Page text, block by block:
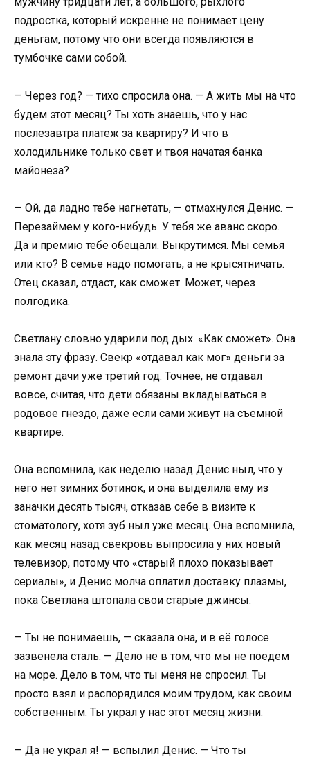
подростка, который искренне не понимает цену
деньгам, потому что они всегда появляются в
тумбочке сами собой.
— Через год? — тихо спросила она. — А жить мы на что
будем этот месяц? Ты хоть знаешь, что у нас
послезавтра платеж за квартиру? И что в
холодильнике только свет и твоя начатая банка
майонеза?
— Ой, да ладно тебе нагнетать, — отмахнулся Денис. —
Перезаймем у кого-нибудь. У тебя же аванс скоро.
Да и премию тебе обещали. Выкрутимся. Мы семья
или кто? В семье надо помогать, а не крысятничать.
Отец сказал, отдаст, как сможет. Может, через
полгодика.
Светлану словно ударили под дых. «Как сможет». Она
знала эту фразу. Свекр «отдавал как мог» деньги за
ремонт дачи уже третий год. Точнее, не отдавал
вовсе, считая, что дети обязаны вкладываться в
родовое гнездо, даже если сами живут на съемной
квартире.
Она вспомнила, как неделю назад Денис ныл, что у
него нет зимних ботинок, и она выделила ему из
заначки десять тысяч, отказав себе в визите к
стоматологу, хотя зуб ныл уже месяц. Она вспомнила,
как месяц назад свекровь выпросила у них новый
телевизор, потому что «старый плохо показывает
сериалы», и Денис молча оплатил доставку плазмы,
пока Светлана штопала свои старые джинсы.
— Ты не понимаешь, — сказала она, и в её голосе
зазвенела сталь. — Дело не в том, что мы не поедем
на море. Дело в том, что ты меня не спросил. Ты
просто взял и распорядился моим трудом, как своим
собственным. Ты украл у нас этот месяц жизни.
— Да не украл я! — вспылил Денис. — Что ты